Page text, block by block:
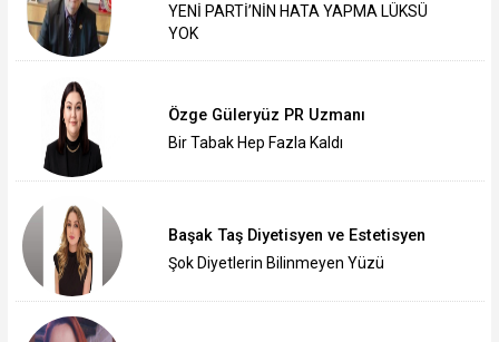
YENİ PARTİ’NİN HATA YAPMA LÜKSÜ
YOK
Özge Güleryüz PR Uzmanı
Bir Tabak Hep Fazla Kaldı
Başak Taş Diyetisyen ve Estetisyen
Şok Diyetlerin Bilinmeyen Yüzü